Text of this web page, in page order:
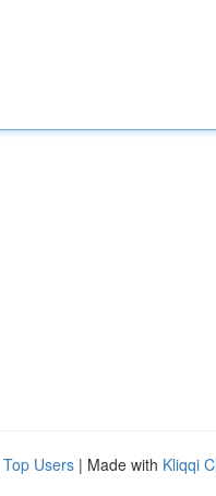
Top Users | Made with Kliqqi